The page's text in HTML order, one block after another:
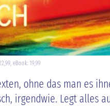
eBook: 19,99
ohne das man es
irgendwie. Legt alles